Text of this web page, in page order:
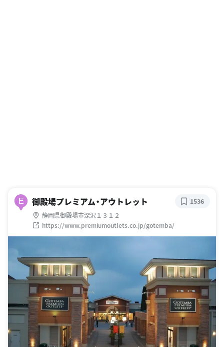
E 御殿場プレミアム・アウトレット
静岡県御殿場市深沢１３１２
https://www.premiumoutlets.co.jp/gotemba/
1536